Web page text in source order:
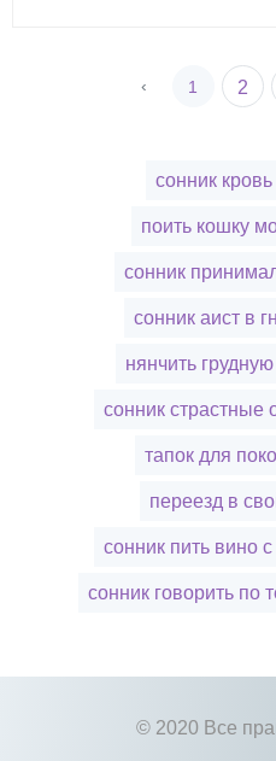
‹ 1 2
сонник
поить кошку
сонник
сонник аист в
нянчить
сонник страстные
тапок для
переезд в
сонник пить вино
сонник говорить по
© 2020 Все